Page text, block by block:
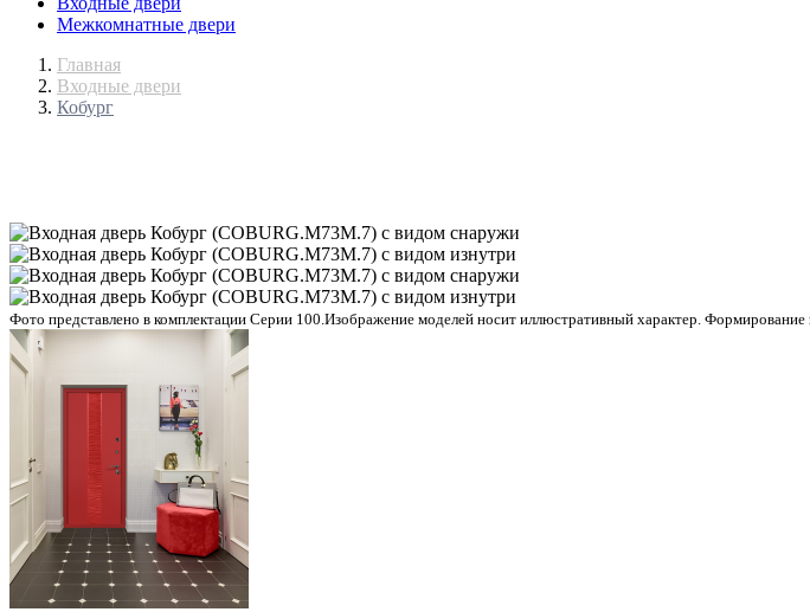
Межкомнатные двери
Главная
Входные двери
Кобург
Фото представлено в комплектации Серии 100.Изображение моделей носит иллюстративный характер. Формирование